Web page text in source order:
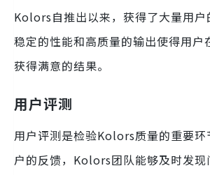
Kolors自推出以来，获得了大量用户
稳定的性能和高质量的输出使得用户
获得满意的结果。
用户评测
用户评测是检验Kolors质量的重要环
户的反馈，Kolors团队能够及时发现